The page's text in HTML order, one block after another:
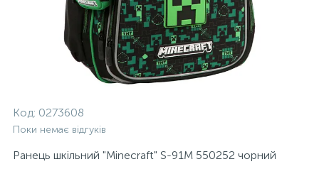
Код: 0273608
Поки немає відгуків
Ранець шкільний "Minecraft" S-91M 550252 чорний